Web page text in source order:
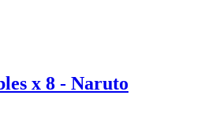
x 8 - Naruto